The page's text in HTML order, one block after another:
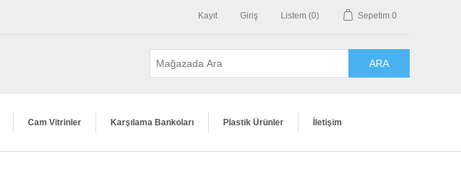
Kayıt Giriş Listem (0) Sepetim 0
Cam Vitrinler Karşılama Bankoları Plastik Ürünler İletişim